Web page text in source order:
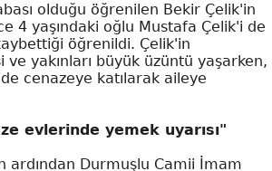
olduğu öğrenilen Bekir Çelik'in
4 yaşındaki oğlu Mustafa Çelik'i de
öğrenildi. Çelik'in
ve yakınları büyük üzüntü yaşarken,
cenazeye katılarak aileye
evlerinde yemek uyarısı"
ardından Durmuşlu Camii İmam